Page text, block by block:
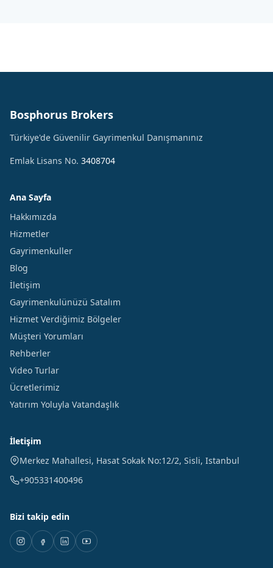
Bosphorus Brokers
Türkiye'de Güvenilir Gayrimenkul Danışmanınız
Emlak Lisans No. 3408704
Ana Sayfa
Hakkımızda
Hizmetler
Gayrimenkuller
Blog
İletişim
Gayrimenkulünüzü Satalım
Hizmet Verdiğimiz Bölgeler
Müşteri Yorumları
Rehberler
Video Turlar
Ücretlerimiz
Yatırım Yoluyla Vatandaşlık
İletişim
Merkez Mahallesi, Hasat Sokak No:12/2, Sisli, Istanbul
+905331400496
Bizi takip edin